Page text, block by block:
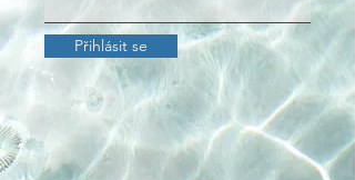
Přihlásit se